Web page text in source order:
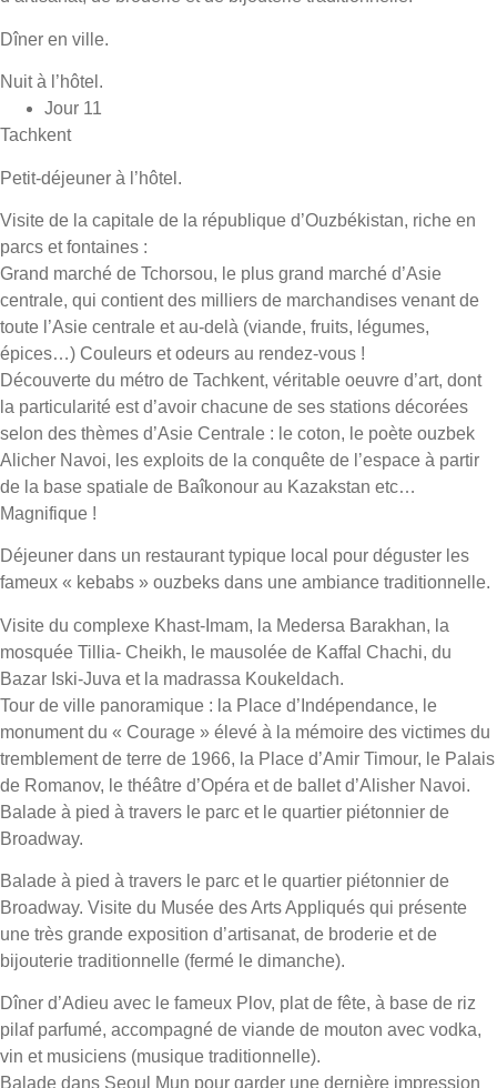
Dîner en ville.
Nuit à l’hôtel.
Jour 11
Tachkent
Petit-déjeuner à l’hôtel.
Visite de la capitale de la république d’Ouzbékistan, riche en
parcs et fontaines :
Grand marché de Tchorsou, le plus grand marché d’Asie
centrale, qui contient des milliers de marchandises venant de
toute l’Asie centrale et au-delà (viande, fruits, légumes,
épices…) Couleurs et odeurs au rendez-vous !
Découverte du métro de Tachkent, véritable oeuvre d’art, dont
la particularité est d’avoir chacune de ses stations décorées
selon des thèmes d’Asie Centrale : le coton, le poète ouzbek
Alicher Navoi, les exploits de la conquête de l’espace à partir
de la base spatiale de Baîkonour au Kazakstan etc…
Magnifique !
Déjeuner dans un restaurant typique local pour déguster les
fameux « kebabs » ouzbeks dans une ambiance traditionnelle.
Visite du complexe Khast-Imam, la Medersa Barakhan, la
mosquée Tillia- Cheikh, le mausolée de Kaffal Chachi, du
Bazar Iski-Juva et la madrassa Koukeldach.
Tour de ville panoramique : la Place d’Indépendance, le
monument du « Courage » élevé à la mémoire des victimes du
tremblement de terre de 1966, la Place d’Amir Timour, le Palais
de Romanov, le théâtre d’Opéra et de ballet d’Alisher Navoi.
Balade à pied à travers le parc et le quartier piétonnier de
Broadway.
Balade à pied à travers le parc et le quartier piétonnier de
Broadway. Visite du Musée des Arts Appliqués qui présente
une très grande exposition d’artisanat, de broderie et de
bijouterie traditionnelle (fermé le dimanche).
Dîner d’Adieu avec le fameux Plov, plat de fête, à base de riz
pilaf parfumé, accompagné de viande de mouton avec vodka,
vin et musiciens (musique traditionnelle).
Balade dans Seoul Mun pour garder une dernière impression